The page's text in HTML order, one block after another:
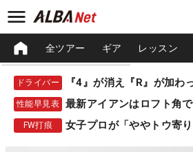
全ツアー ギア レッスン
ドライバー
性能早見表 最新アイアンはロフト角で
FW打痕 女子プロが「ややトウ寄